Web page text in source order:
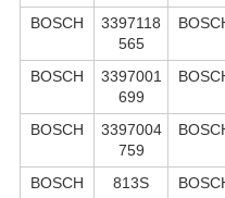
BOSCH
3397118
565
BOSCH
3397001
699
BOSCH
3397004
759
BOSCH
813S